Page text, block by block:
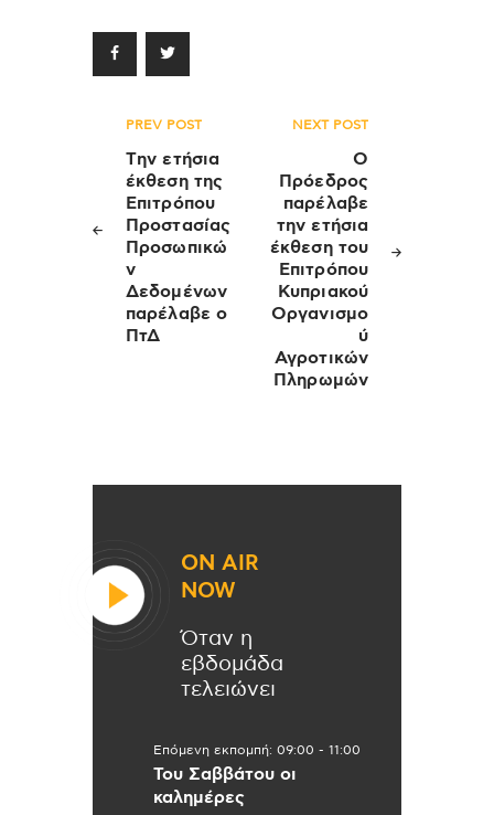
Πλοήγηση
άρθρων
PREV POST
Tην ετήσια
έκθεση της
Επιτρόπου
Προστασίας
Προσωπικώ
ν
Δεδομένων
παρέλαβε ο
ΠτΔ
NEXT POST
Ο
Πρόεδρος
παρέλαβε
την ετήσια
έκθεση του
Επιτρόπου
Κυπριακού
Οργανισμο
ύ
Αγροτικών
Πληρωμών
ON AIR
NOW
Όταν η
εβδομάδα
τελειώνει
Επόμενη εκπομπή: 09:00 - 11:00
Του Σαββάτου οι
καλημέρες